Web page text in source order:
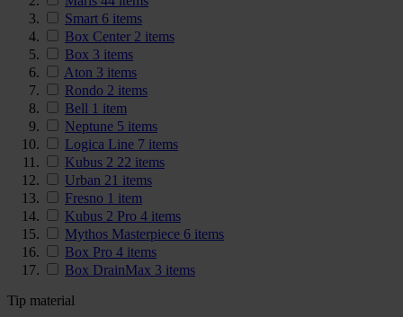
Smart 6 items
Box Center 2 items
Box 3 items
Aton 3 items
Rondo 2 items
Bell 1 item
Neptune 5 items
Logica Line 7 items
Kubus 2 22 items
Urban 21 items
Fresno 1 item
Kubus 2 Pro 4 items
Mythos Masterpiece 6 items
Box Pro 4 items
Box DrainMax 3 items
Tip material